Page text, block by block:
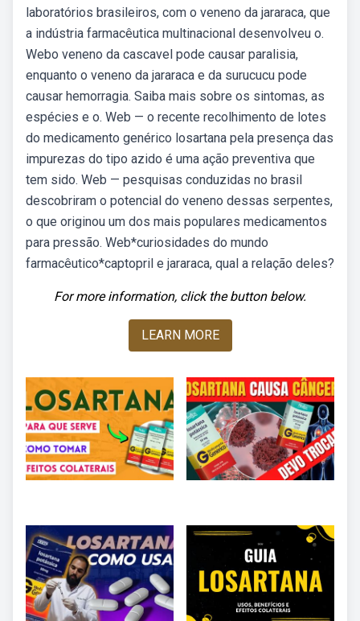
laboratórios brasileiros, com o veneno da jararaca, que
a indústria farmacêutica multinacional desenvolveu o.
Webo veneno da cascavel pode causar paralisia,
enquanto o veneno da jararaca e da surucucu pode
causar hemorragia. Saiba mais sobre os sintomas, as
espécies e o. Web — o recente recolhimento de lotes
do medicamento genérico losartana pela presença das
impurezas do tipo azido é uma ação preventiva que
tem sido. Web — pesquisas conduzidas no brasil
descobriram o potencial do veneno dessas serpentes,
o que originou um dos mais populares medicamentos
para pressão. Web*curiosidades do mundo
farmacêutico*captopril e jararaca, qual a relação deles?
For more information, click the button below.
LEARN MORE